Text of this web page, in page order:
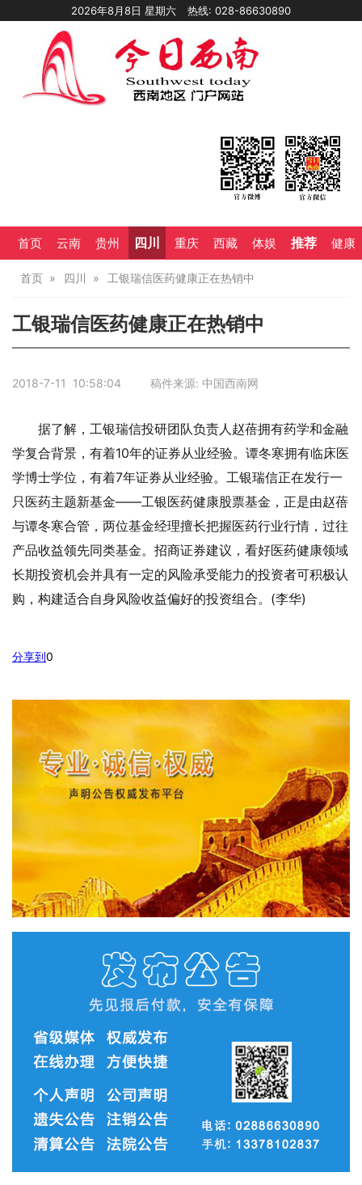
2026年8月8日 星期六 热线: 028-86630890
首页 云南 贵州 四川 重庆 西藏 体娱 推荐 健康
首页 四川 工银瑞信医药健康正在热销中
工银瑞信医药健康正在热销中
2018-7-11 10:58:04 稿件来源: 中国西南网
据了解，工银瑞信投研团队负责人赵蓓拥有药学和金融
学复合背景，有着10年的证券从业经验。谭冬寒拥有临床医
学博士学位，有着7年证券从业经验。工银瑞信正在发行一
只医药主题新基金——工银医药健康股票基金，正是由赵蓓
与谭冬寒合管，两位基金经理擅长把握医药行业行情，过往
产品收益领先同类基金。招商证券建议，看好医药健康领域
长期投资机会并具有一定的风险承受能力的投资者可积极认
购，构建适合自身风险收益偏好的投资组合。(李华)
分享到0